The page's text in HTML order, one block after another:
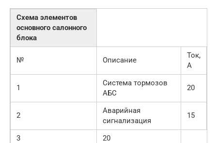
Схема элементов
основного салонного
блока
№ Описание
Ток,
А
1
Система тормозов
АБС
20
2
Аварийная
сигнализация
15
3 20